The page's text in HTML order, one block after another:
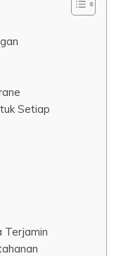
Setiap
Terjamin